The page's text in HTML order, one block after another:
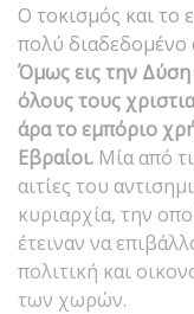
Ο τοκισμός και το
πολύ διαδεδομένο
Όμως εις την Δύση
όλους τους
άρα το εμπόριο
Εβραίοι. Μία από
αιτίες του
κυριαρχία, την
έτειναν να
πολιτική και
των χωρών.